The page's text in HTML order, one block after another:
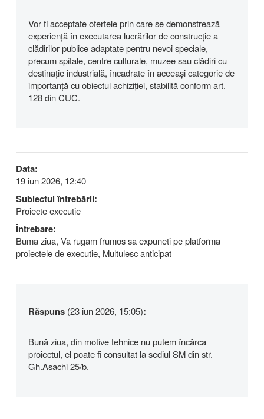
Vor fi acceptate ofertele prin care se demonstrează
experiență în executarea lucrărilor de construcție a
clădirilor publice adaptate pentru nevoi speciale,
precum spitale, centre culturale, muzee sau clădiri cu
destinație industrială, încadrate în aceeași categorie de
importanță cu obiectul achiziției, stabilită conform art.
128 din CUC.
Data:
19 iun 2026, 12:40
Subiectul întrebării:
Proiecte executie
Întrebare:
Buma ziua, Va rugam frumos sa expuneti pe platforma
proiectele de executie, Multulesc anticipat
Răspuns (23 iun 2026, 15:05):
Bună ziua, din motive tehnice nu putem încărca
proiectul, el poate fi consultat la sediul SM din str.
Gh.Asachi 25/b.